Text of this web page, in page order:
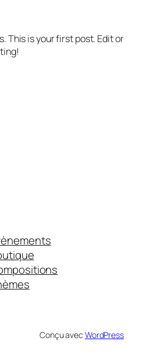
This is your first post. Edit or
Conçu avec WordPress